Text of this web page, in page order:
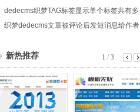
channelartlist标签方法
dedecms织梦TAG标签显示单个标签共有多
少篇文章的方法
织梦dedecms文章被评论后发短消息给作者